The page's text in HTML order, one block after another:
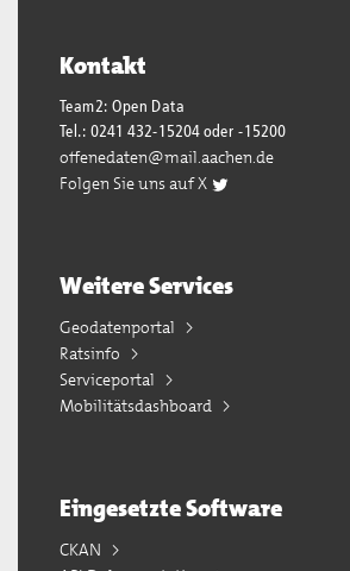
Kontakt
Team2: Open Data
Tel.: 0241 432-15204 oder -15200
offenedaten@mail.aachen.de
Folgen Sie uns auf X
Weitere Services
Geodatenportal
Ratsinfo
Serviceportal
Mobilitätsdashboard
Eingesetzte Software
CKAN